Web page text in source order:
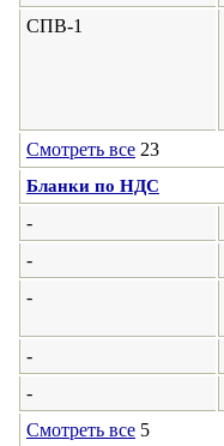
СПВ-1
Смотреть все 23
Бланки по НДС
-
-
-
-
-
Смотреть все 5